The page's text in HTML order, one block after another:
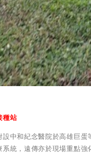
種站
設中和紀念醫院於高雄巨
統，遠傳亦於現場重點強